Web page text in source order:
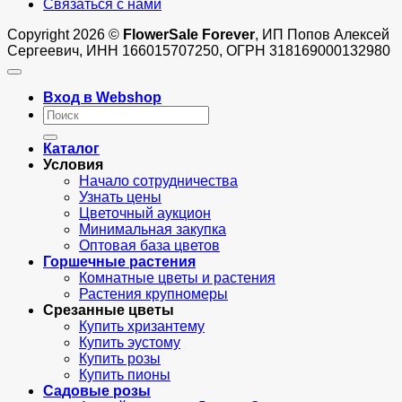
Связаться с нами
Copyright 2026 © FlowerSale Forever, ИП Попов Алексей
Сергеевич, ИНН 166015707250, ОГРН 318169000132980
Вход в Webshop
Искать:
Каталог
Условия
Начало сотрудничества
Узнать цены
Цветочный аукцион
Минимальная закупка
Оптовая база цветов
Горшечные растения
Комнатные цветы и растения
Растения крупномеры
Срезанные цветы
Купить хризантему
Купить эустому
Купить розы
Купить пионы
Садовые розы